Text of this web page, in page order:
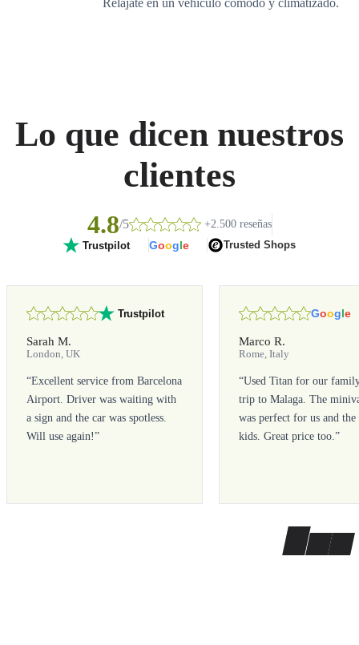
Relájate en un vehículo cómodo y climatizado.
Lo que dicen nuestros
clientes
4.8/5 +2.500 reseñas
Trustpilot Google Trusted Shops
Trustpilot
Sarah M.
London, UK
“Excellent service from Barcelona
Airport. Driver was waiting with
a sign and the car was spotless.
Will use again!”
Google
Marco R.
Rome, Italy
“Used Titan for our
trip to Malaga. The
was perfect for us and the
kids. Great price too.”